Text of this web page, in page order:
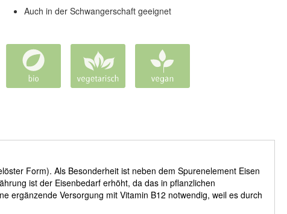
Auch in der Schwangerschaft geeignet
Form). Als Besonderheit ist neben dem Spurenelement Eisen
ist der Eisenbedarf erhöht, da das in pflanzlichen
ergänzende Versorgung mit Vitamin B12 notwendig, weil es durch